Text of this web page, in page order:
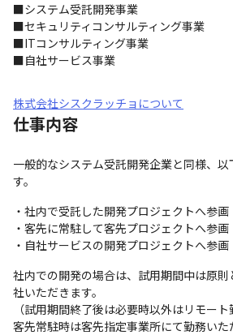
■システム受託開発事業
■セキュリティコンサルティング事業
■ITコンサルティング事業
■自社サービス事業
株式会社シスクラッチョについて
仕事内容
一般的なシステム受託開発企業と同様、
す。
・社内で受託した開発プロジェクトへ参画
・客先に常駐して客先プロジェクトへ参画
・自社サービスの開発プロジェクトへ参画
社内での開発の場合は、試用期間中は原
社いただきます。
（試用期間終了後は必要時以外はリモート
客先常駐時は客先指定事業所にて勤務いた